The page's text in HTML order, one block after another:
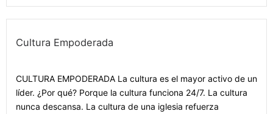
Cultura Empoderada
CULTURA EMPODERADA La cultura es el mayor activo de un
líder. ¿Por qué? Porque la cultura funciona 24/7. La cultura
nunca descansa. La cultura de una iglesia refuerza